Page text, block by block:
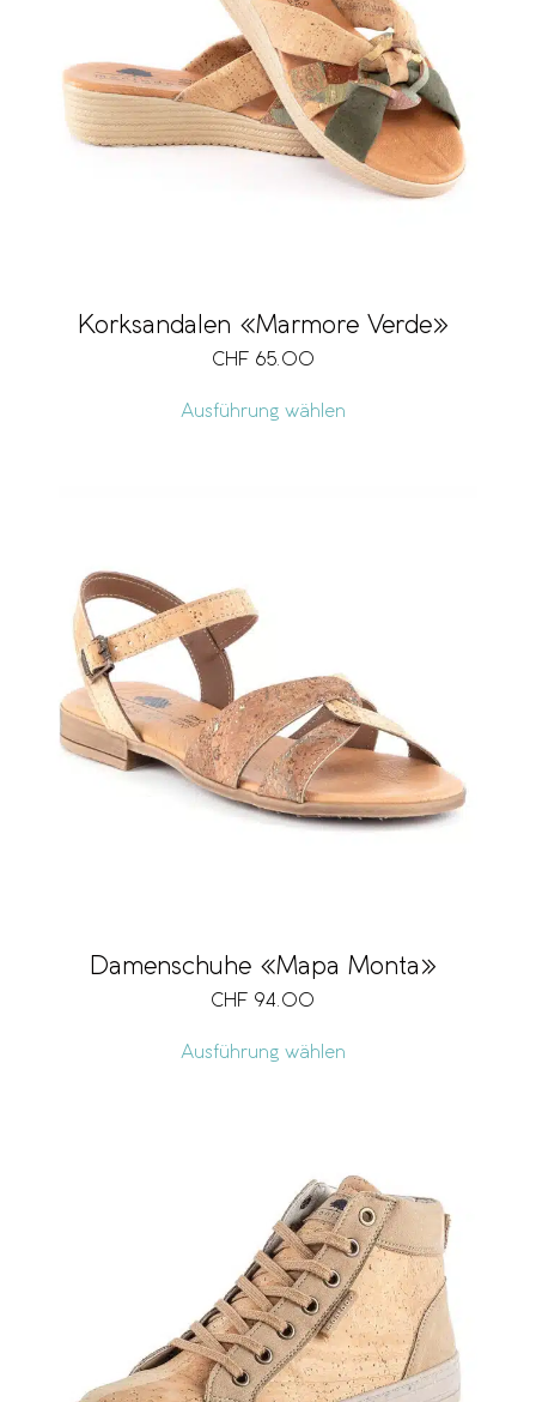
Korksandalen «Marmore Verde»
CHF 65.00
Ausführung wählen
Damenschuhe «Mapa Monta»
CHF 94.00
Ausführung wählen